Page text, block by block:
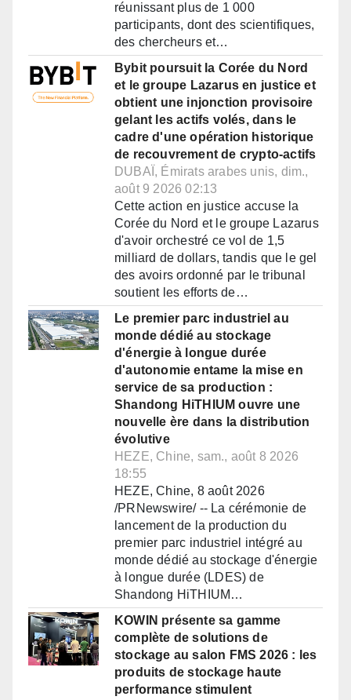
réunissant plus de 1 000
participants, dont des scientifiques,
des chercheurs et…
Bybit poursuit la Corée du Nord
et le groupe Lazarus en justice et
obtient une injonction provisoire
gelant les actifs volés, dans le
cadre d'une opération historique
de recouvrement de crypto-actifs
DUBAÏ, Émirats arabes unis, dim.,
août 9 2026 02:13
Cette action en justice accuse la
Corée du Nord et le groupe Lazarus
d'avoir orchestré ce vol de 1,5
milliard de dollars, tandis que le gel
des avoirs ordonné par le tribunal
soutient les efforts de…
Le premier parc industriel au
monde dédié au stockage
d'énergie à longue durée
d'autonomie entame la mise en
service de sa production :
Shandong HiTHIUM ouvre une
nouvelle ère dans la distribution
évolutive
HEZE, Chine, sam., août 8 2026
18:55
HEZE, Chine, 8 août 2026
/PRNewswire/ -- La cérémonie de
lancement de la production du
premier parc industriel intégré au
monde dédié au stockage d'énergie
à longue durée (LDES) de
Shandong HiTHIUM…
KOWIN présente sa gamme
complète de solutions de
stockage au salon FMS 2026 : les
produits de stockage haute
performance stimulent